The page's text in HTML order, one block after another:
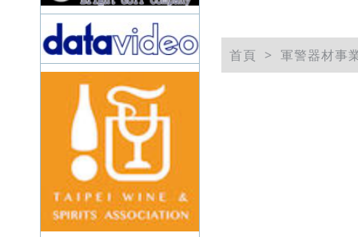
首頁 軍警器材事